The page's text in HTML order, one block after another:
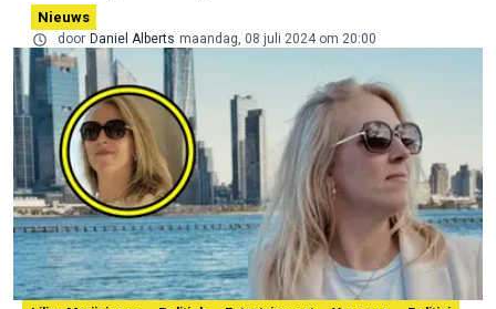
Nieuws
door Daniel Alberts maandag, 08 juli 2024 om 20:00